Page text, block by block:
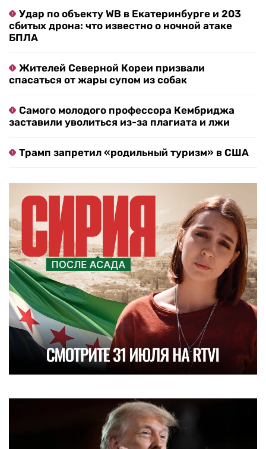
Удар по объекту WB в Екатеринбурге и 203
сбитых дрона: что известно о ночной атаке
БПЛА
Жителей Северной Кореи призвали
спасаться от жары супом из собак
Самого молодого профессора Кембриджа
заставили уволиться из-за плагиата и лжи
Трамп запретил «родильный туризм» в США